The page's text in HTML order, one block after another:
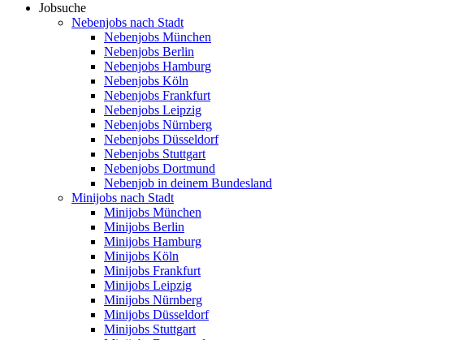
Jobsuche
Nebenjobs nach Stadt
Nebenjobs München
Nebenjobs Berlin
Nebenjobs Hamburg
Nebenjobs Köln
Nebenjobs Frankfurt
Nebenjobs Leipzig
Nebenjobs Nürnberg
Nebenjobs Düsseldorf
Nebenjobs Stuttgart
Nebenjobs Dortmund
Nebenjob in deinem Bundesland
Minijobs nach Stadt
Minijobs München
Minijobs Berlin
Minijobs Hamburg
Minijobs Köln
Minijobs Frankfurt
Minijobs Leipzig
Minijobs Nürnberg
Minijobs Düsseldorf
Minijobs Stuttgart